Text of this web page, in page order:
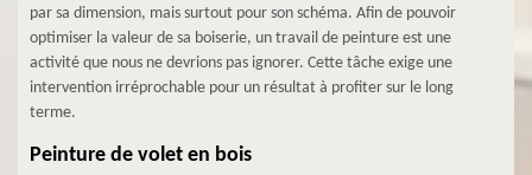
par sa dimension, mais surtout pour son schéma. Afin de pouvoir
optimiser la valeur de sa boiserie, un travail de peinture est une
activité que nous ne devrions pas ignorer. Cette tâche exige une
intervention irréprochable pour un résultat à profiter sur le long
terme.
Peinture de volet en bois